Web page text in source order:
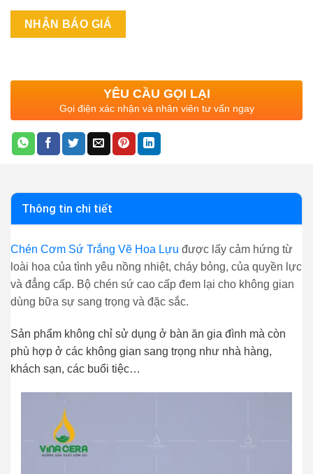
YÊU CẦU GỌI LẠI
Gọi điện xác nhận và nhân viên tư vấn ngay
Thông tin chi tiết
Chén Cơm Sứ Trắng Vẽ Hoa Lựu được lấy cảm hứng từ
loài hoa của tình yêu nồng nhiệt, cháy bỏng, của quyền lực
và đẳng cấp. Bộ chén sứ cao cấp đem lại cho không gian
dùng bữa sự sang trọng và đặc sắc.
Sản phẩm không chỉ sử dụng ở bàn ăn gia đình mà còn
phù hợp ở các không gian sang trọng như nhà hàng,
khách sạn, các buổi tiệc…